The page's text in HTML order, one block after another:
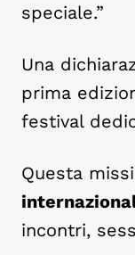
speciale.”
Una
prima
festival
Questa
incontri,